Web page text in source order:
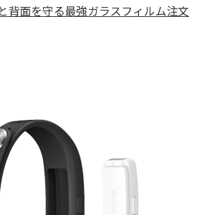
背面を守る最強ガラスフィルム注文